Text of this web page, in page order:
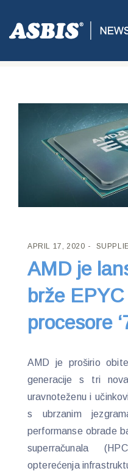
ASBIS CROATIA>SUPPLIERS
EPYC SERVERSKE
APRIL 17, 2020
AMD je
brže
procesore
AMD je proširio
generacije s tri
uravnoteženu i
s ubrzanim
performanse obrade
superračunala
opterećenja